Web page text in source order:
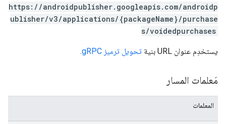
https://androidpublisher.googleapis.com/androidp
ublisher/v3/applications/{packageName}/purchase
s/voidedpurchases
يستخدِم عنوان URL بنية تحويل ترميز gRPC .
مَعلمات المسار
المعلمات